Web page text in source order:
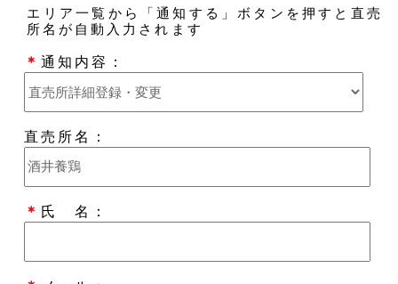
エリア一覧から「通知する」ボタンを押すと直売
所名が自動入力されます
＊通知内容：
直売所名：
＊ 氏 名：